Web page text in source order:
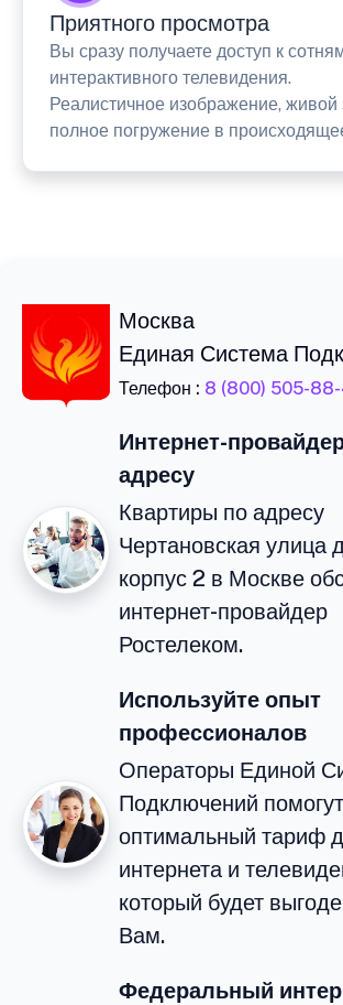
Приятного просмотра
Вы сразу получаете доступ к
интерактивного телевидения.
Реалистичное изображение, живой
полное погружение в
Москва
Единая Система
Телефон : 8 (800) 505-88-
Интернет-
адресу
Квартиры по адресу
Чертановская улица
корпус 2 в Москве
интернет-провайдер
Ростелеком.
Используйте опыт
профессионалов
Операторы Единой
Подключений
оптимальный тариф
интернета и
который будет
Вам.
Федеральный